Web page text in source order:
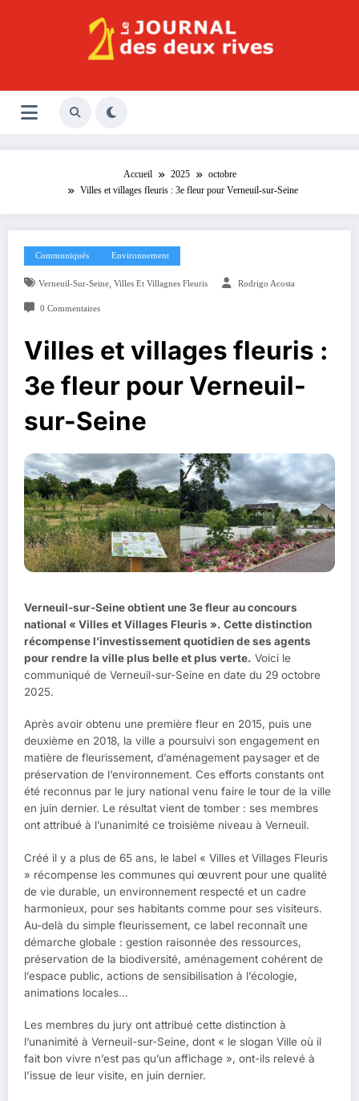
Le Journal des Deux Rives
Accueil 2025
octobre
Villes et villages fleuris : 3e fleur pour Verneuil-sur-Seine
Communiqués Environnement
Verneuil-Sur-Seine, Villes Et Villagnes Fleuris Rodrigo Acosta
0 Commentaires
Villes et villages fleuris :
3e fleur pour Verneuil-
sur-Seine
Verneuil-sur-Seine obtient une 3e fleur au concours
national « Villes et Villages Fleuris ». Cette distinction
récompense l’investissement quotidien de ses agents
pour rendre la ville plus belle et plus verte. Voici le
communiqué de Verneuil-sur-Seine en date du 29 octobre
2025.
Après avoir obtenu une première fleur en 2015, puis une
deuxième en 2018, la ville a poursuivi son engagement en
matière de fleurissement, d’aménagement paysager et de
préservation de l’environnement. Ces efforts constants ont
été reconnus par le jury national venu faire le tour de la ville
en juin dernier. Le résultat vient de tomber : ses membres
ont attribué à l’unanimité ce troisième niveau à Verneuil.
Créé il y a plus de 65 ans, le label « Villes et Villages Fleuris
» récompense les communes qui œuvrent pour une qualité
de vie durable, un environnement respecté et un cadre
harmonieux, pour ses habitants comme pour ses visiteurs.
Au-delà du simple fleurissement, ce label reconnaît une
démarche globale : gestion raisonnée des ressources,
préservation de la biodiversité, aménagement cohérent de
l’espace public, actions de sensibilisation à l’écologie,
animations locales…
Les membres du jury ont attribué cette distinction à
l’unanimité à Verneuil-sur-Seine, dont « le slogan Ville où il
fait bon vivre n’est pas qu’un affichage », ont-ils relevé à
l’issue de leur visite, en juin dernier.